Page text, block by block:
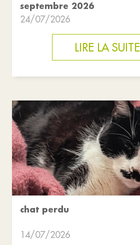
septembre 2026
24/07/2026
LIRE LA SUITE
chat perdu
14/07/2026